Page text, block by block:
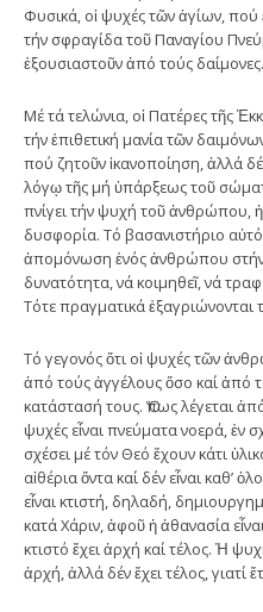
Φυσικά, οἱ ψυχές τῶν ἁγίων, πού
τήν σφραγίδα τοῦ Παναγίου
ἐξουσιαστοῦν ἀπό τούς δαίμονες.
Μέ τά τελώνια, οἱ Πατέρες τῆς
τήν ἐπιθετική μανία τῶν
πού ζητοῦν ἱκανοποίηση, ἀλλά
λόγῳ τῆς μή ὑπάρξεως τοῦ
πνίγει τήν ψυχή τοῦ ἀνθρώπου,
δυσφορία. Τό βασανιστήριο
ἀπομόνωση ἑνός ἀνθρώπου στήν
δυνατότητα, νά κοιμηθεῖ, νά
Τότε πραγματικά
Τό γεγονός ὅτι οἱ ψυχές τῶν
ἀπό τούς ἀγγέλους ὅσο καί ἀπό
κατάστασή τους. Ὅπως λέγεται
ψυχές εἶναι πνεύματα νοερά, ἐν
σχέσει μέ τόν Θεό ἔχουν κάτι
αἰθέρια ὄντα καί δέν εἶναι καθ’
εἶναι κτιστή, δηλαδή,
κατά Χάριν, ἀφοῦ ἡ ἀθανασία
κτιστό ἔχει ἀρχή καί τέλος. Ἡ
ἀρχή, ἀλλά δέν ἔχει τέλος, γιατί